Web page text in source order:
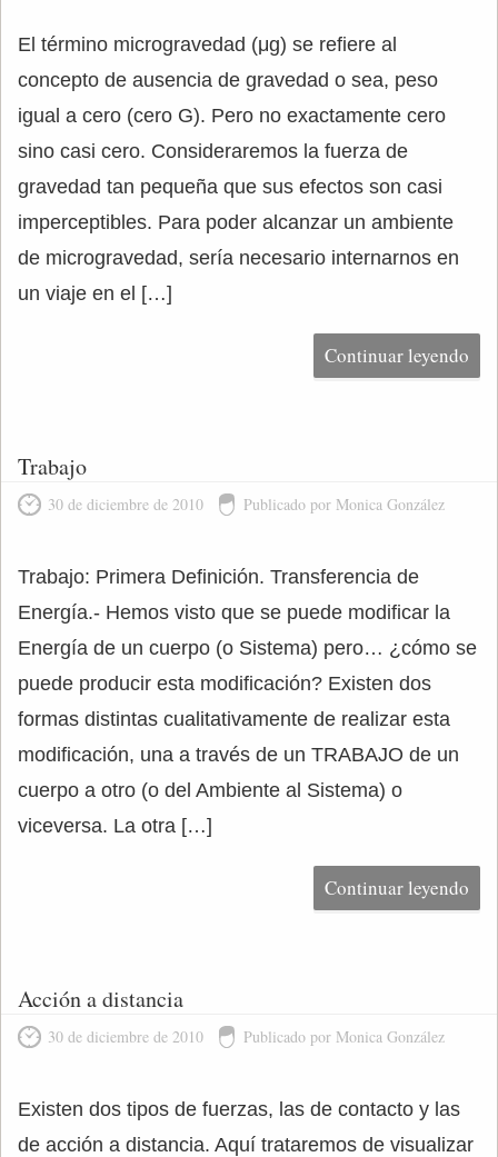
El término microgravedad (μg) se refiere al
concepto de ausencia de gravedad o sea, peso
igual a cero (cero G). Pero no exactamente cero
sino casi cero. Consideraremos la fuerza de
gravedad tan pequeña que sus efectos son casi
imperceptibles. Para poder alcanzar un ambiente
de microgravedad, sería necesario internarnos en
un viaje en el […]
Continuar leyendo
Trabajo
30 de diciembre de 2010 Publicado por Monica González
Trabajo: Primera Definición. Transferencia de
Energía.- Hemos visto que se puede modificar la
Energía de un cuerpo (o Sistema) pero… ¿cómo se
puede producir esta modificación? Existen dos
formas distintas cualitativamente de realizar esta
modificación, una a través de un TRABAJO de un
cuerpo a otro (o del Ambiente al Sistema) o
viceversa. La otra […]
Continuar leyendo
Acción a distancia
30 de diciembre de 2010 Publicado por Monica González
Existen dos tipos de fuerzas, las de contacto y las
de acción a distancia. Aquí trataremos de visualizar